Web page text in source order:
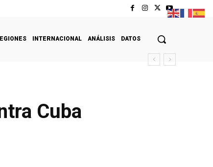
INTERNACIONAL ANÁLISIS DATOS
Cuba